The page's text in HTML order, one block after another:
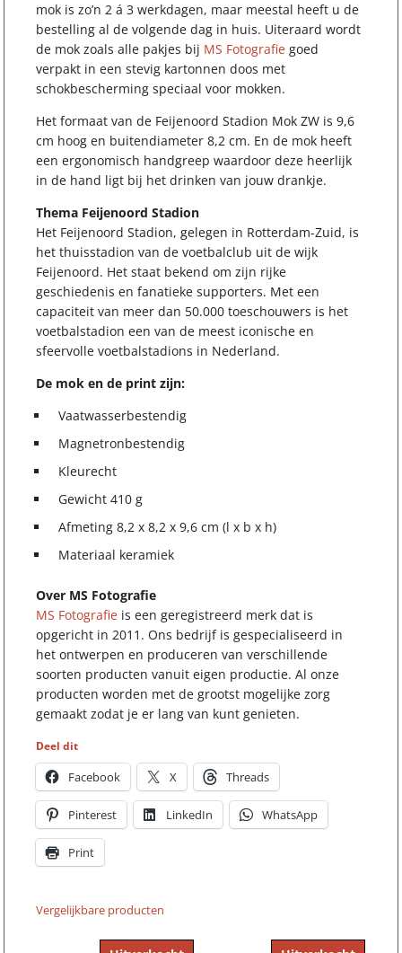
mok is zo’n 2 á 3 werkdagen, maar meestal heeft u de
bestelling al de volgende dag in huis. Uiteraard wordt
de mok zoals alle pakjes bij MS Fotografie goed
verpakt in een stevig kartonnen doos met
schokbescherming speciaal voor mokken.
Het formaat van de Feijenoord Stadion Mok ZW is 9,6
cm hoog en buitendiameter 8,2 cm. En de mok heeft
een ergonomisch handgreep waardoor deze heerlijk
in de hand ligt bij het drinken van jouw drankje.
Thema Feijenoord Stadion
Het Feijenoord Stadion, gelegen in Rotterdam-Zuid, is
het thuisstadion van de voetbalclub uit de wijk
Feijenoord. Het staat bekend om zijn rijke
geschiedenis en fanatieke supporters. Met een
capaciteit van meer dan 50.000 toeschouwers is het
voetbalstadion een van de meest iconische en
sfeervolle voetbalstadions in Nederland.
De mok en de print zijn:
Vaatwasserbestendig
Magnetronbestendig
Kleurecht
Gewicht 410 g
Afmeting 8,2 x 8,2 x 9,6 cm (l x b x h)
Materiaal keramiek
Over MS Fotografie
MS Fotografie is een geregistreerd merk dat is
opgericht in 2011. Ons bedrijf is gespecialiseerd in
het ontwerpen en produceren van verschillende
soorten producten vanuit eigen productie. Al onze
producten worden met de grootst mogelijke zorg
gemaakt zodat je er lang van kunt genieten.
Deel dit
Facebook X Threads
Pinterest LinkedIn WhatsApp
Print
Vergelijkbare producten